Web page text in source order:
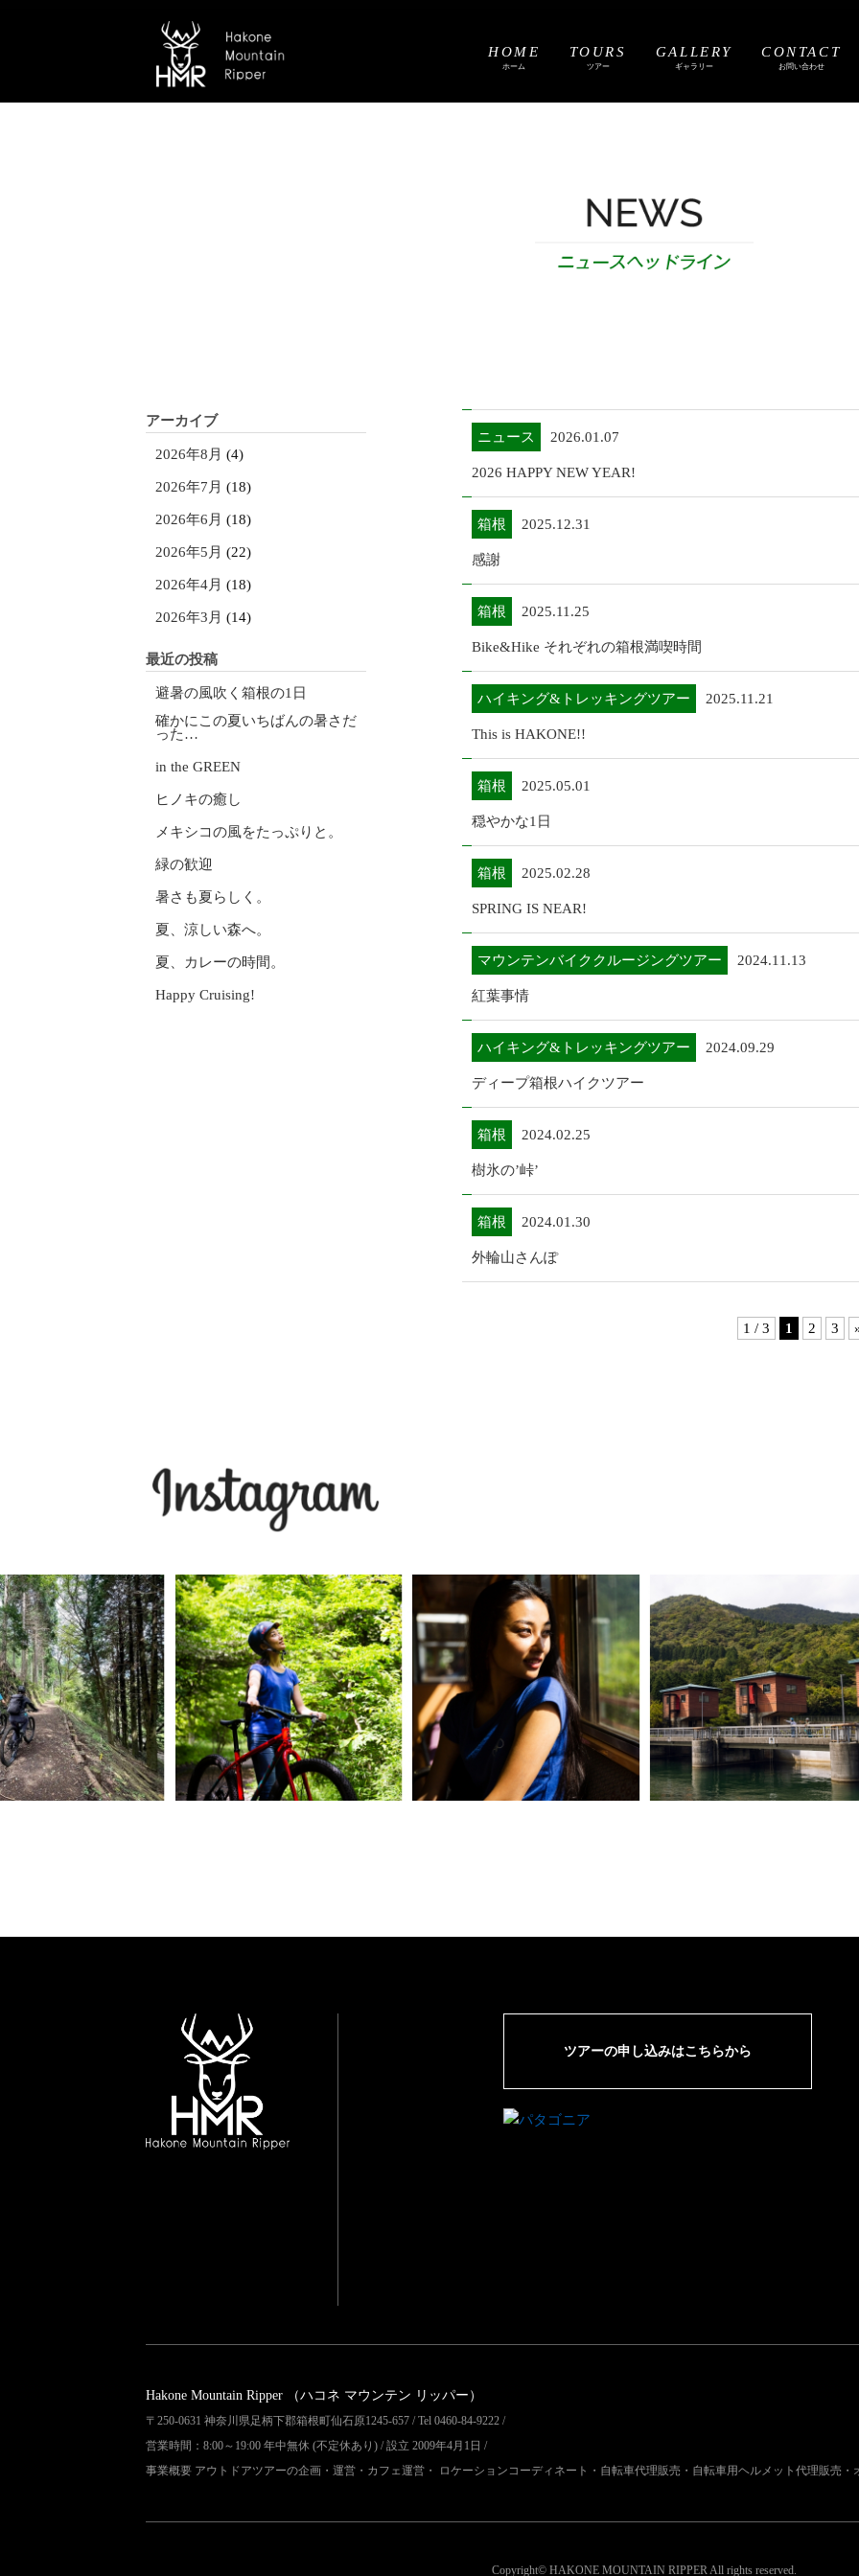
HOME
ホーム
TOURS
ツアー
GALLERY
ギャラリー
CONTACT
お問い合わせ
アーカイブ
2026年8月 (4)
2026年7月 (18)
2026年6月 (18)
2026年5月 (22)
2026年4月 (18)
2026年3月 (14)
最近の投稿
避暑の風吹く箱根の1日
確かにこの夏いちばんの暑さだ
った…
in the GREEN
ヒノキの癒し
メキシコの風をたっぷりと。
緑の歓迎
暑さも夏らしく。
夏、涼しい森へ。
夏、カレーの時間。
Happy Cruising!
ニュース 2026.01.07
2026 HAPPY NEW YEAR!
箱根 2025.12.31
感謝
箱根 2025.11.25
Bike&Hike それぞれの箱根満喫時間
ハイキング&トレッキングツアー 2025.11.21
This is HAKONE!!
箱根 2025.05.01
穏やかな1日
箱根 2025.02.28
SPRING IS NEAR!
マウンテンバイククルージングツアー 2024.11.13
紅葉事情
ハイキング&トレッキングツアー 2024.09.29
ディープ箱根ハイクツアー
箱根 2024.02.25
樹氷の’峠’
箱根 2024.01.30
外輪山さんぽ
1 / 3 1 2 3
ツアーの申し込みはこちらから
Hakone Mountain Ripper （ハコネ マウンテン リッパー）
〒250-0631 神奈川県足柄下郡箱根町仙石原1245-657 / Tel 0460-84-9222 /
営業時間：8:00～19:00 年中無休 (不定休あり) / 設立 2009年4月1日 /
事業概要 アウトドアツアーの企画・運営・カフェ運営・ ロケーションコーディネート・自転車代理販売・自転車用ヘルメット代理販売・
Copyright© HAKONE MOUNTAIN RIPPER All rights reserved.